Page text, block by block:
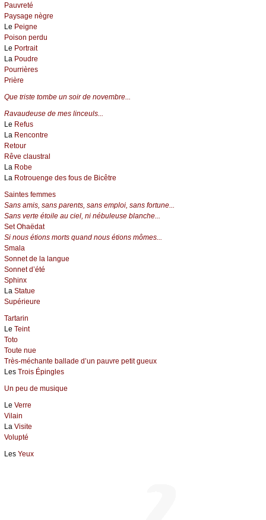
Pauvreté
Paysage nègre
Le Peigne
Poison perdu
Le Portrait
La Poudre
Pourrières
Prière
Que triste tombe un soir de novembre...
Ravaudeuse de mes linceuls...
Le Refus
La Rencontre
Retour
Rêve claustral
La Robe
La Rotrouenge des fous de Bicêtre
Saintes femmes
Sans amis, sans parents, sans emploi, sans fortune...
Sans verte étoile au ciel, ni nébuleuse blanche...
Set Ohaëdat
Si nous étions morts quand nous étions mômes...
Smala
Sonnet de la langue
Sonnet d’été
Sphinx
La Statue
Supérieure
Tartarin
Le Teint
Toto
Toute nue
Très-méchante ballade d’un pauvre petit gueux
Les Trois Épingles
Un peu de musique
Le Verre
Vilain
La Visite
Volupté
Les Yeux